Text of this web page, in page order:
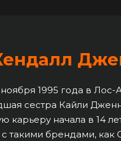
1995 года в
сестра Кайли
начала в 14
такими брендами, как